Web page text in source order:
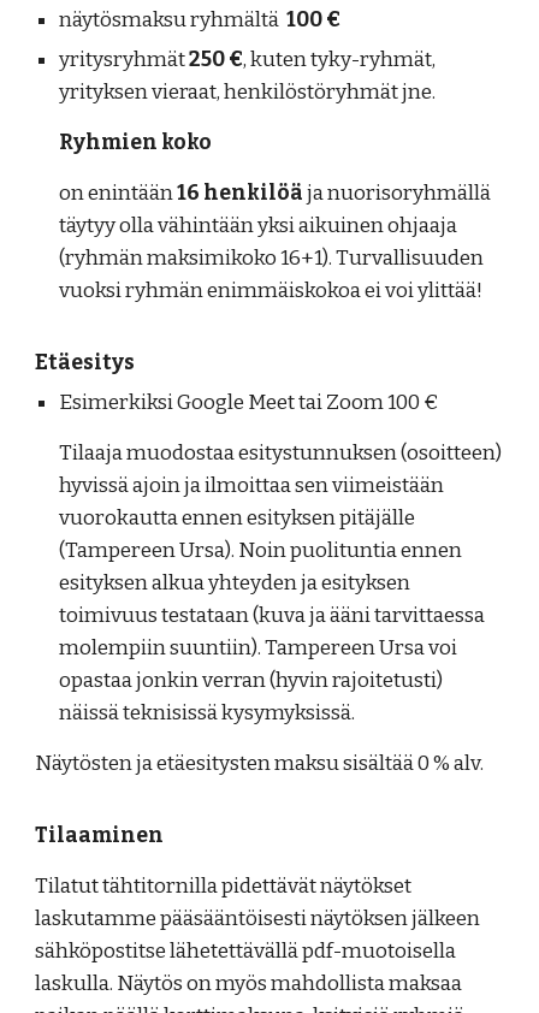
näytösmaksu ryhmältä100 €
yritysryhmät250 €, kuten tyky-ryhmät,
yrityksen vieraat, henkilöstöryhmät jne.
Ryhmien koko
onenintään16 henkilöäja nuorisoryhmällä
täytyy olla vähintään yksi aikuinen ohjaaja
(ryhmän maksimikoko 16+1). Turvallisuuden
vuoksi ryhmän enimmäiskokoa ei voi ylittää!
Etäesitys
EsimerkiksiGoogle Meet tai Zoom 100 €
Tilaaja muodostaa esitystunnuksen (osoitteen)
hyvissä ajoin ja ilmoittaa sen viimeistään
vuorokautta ennen esityksen pitäjälle
(Tampereen Ursa). Noin puolituntia ennen
esityksen alkua yhteyden ja esityksen
toimivuus testataan (kuva ja ääni tarvittaessa
molempiin suuntiin). Tampereen Ursa voi
opastaa jonkin verran (hyvin rajoitetusti)
näissä teknisissä kysymyksissä.
Näytösten ja etäesitysten maksu sisältää 0 % alv.
Tilaaminen
Tilatut tähtitornilla pidettävät näytökset
laskutamme pääsääntöisesti näytöksen jälkeen
sähköpostitse lähetettävällä pdf-muotoisella
laskulla. Näytös on myös mahdollista maksaa